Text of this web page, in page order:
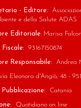
- Editore:
e della Salute ADAS
Editoriale: Marisa
93167150874
Responsabile: Andrea
Eleonora d'Angiò, 48 -
Pubblicazione: Catania
Quotidiano on line